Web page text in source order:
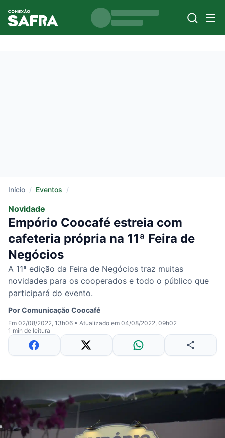
Início / Eventos /
Novidade
Empório Coocafé estreia com
cafeteria própria na 11ª Feira de
Negócios
A 11ª edição da Feira de Negócios traz muitas
novidades para os cooperados e todo o público que
participará do evento.
PorComunicação Coocafé
Em 02/08/2022, 13h06 • Atualizado em 04/08/2022, 09h02
1 min de leitura